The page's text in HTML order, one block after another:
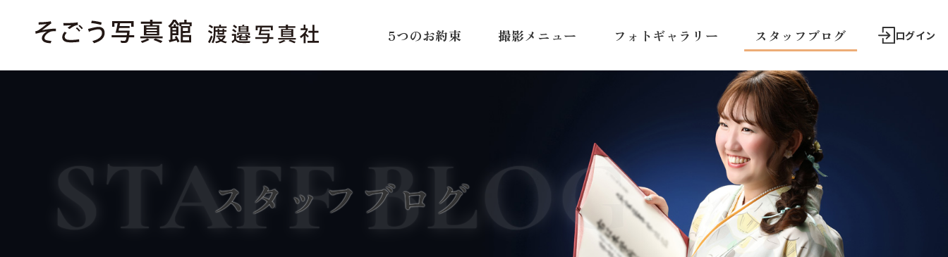
5つのお約束 撮影メニュー フォトギャラリー スタッフブログ ログイン
スタッフブログ
STAFF BLOG